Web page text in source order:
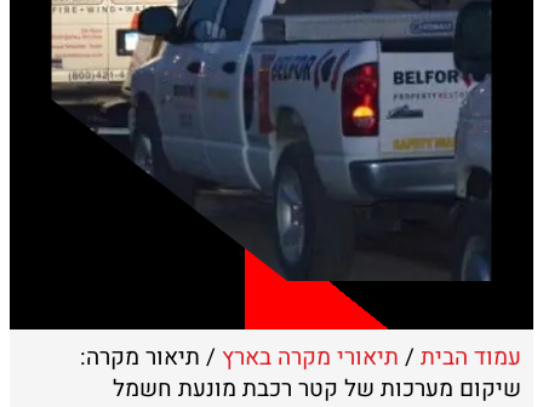
עמוד הבית / תיאורי מקרה בארץ / תיאור מקרה:
שיקום מערכות של קטר רכבת מונעת חשמל